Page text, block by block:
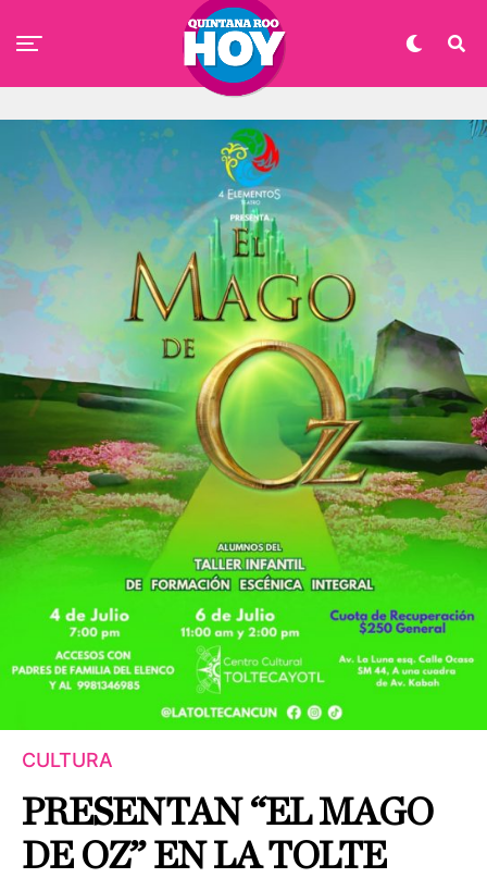
CULTURA
PRESENTAN “EL MAGO
DE OZ” EN LA TOLTE